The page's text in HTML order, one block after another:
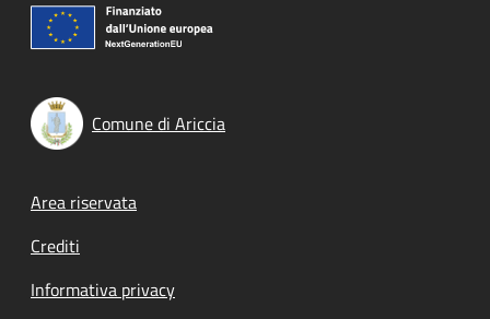
Comune di Ariccia
Footer menu
Area riservata
Crediti
Informativa privacy